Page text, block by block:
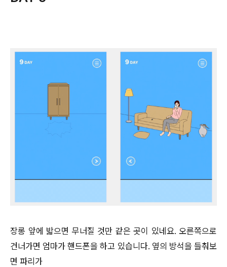
장롱 앞에 밟으면 무너질 것만 같은 곳이 있네요. 오른쪽으로
건너가면 엄마가 핸드폰을 하고 있습니다. 옆의 방석을 들춰보
면 파리가